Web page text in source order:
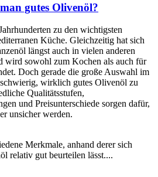
gutes Olivenöl?
zu den wichtigsten
Küche. Gleichzeitig hat sich
längst auch in vielen anderen
wird sowohl zum Kochen als auch für
Doch gerade die große Auswahl im
wirklich gutes Olivenöl zu
Qualitätsstufen,
und Preisunterschiede sorgen dafür,
unsicher werden.
Merkmale, anhand derer sich
relativ gut beurteilen lässt....